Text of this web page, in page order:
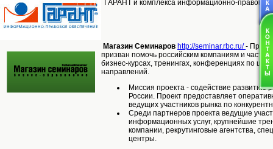
ГАРАНТ и комплекса информационно-
Магазин Семинаров http://seminar.rbc.ru/ -
призван помочь российским компаниям и
бизнес-курсах, тренингах, конференциях по
направлений.
Миссия проекта - содействие развитию
России. Проект предоставляет
ведущих участников рынка по
Среди партнеров проекта ведущие
информационных услуг, крупнейшие
компании, рекрутинговые агентства,
центры.